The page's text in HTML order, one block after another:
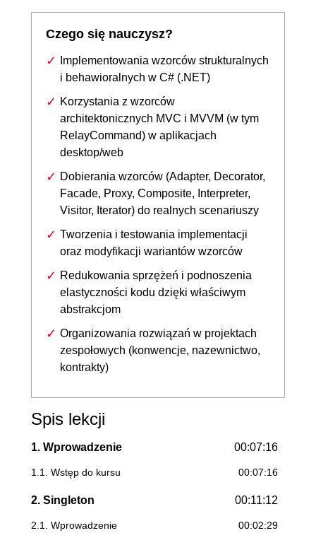
Czego się nauczysz?
Implementowania wzorców strukturalnych
i behawioralnych w C# (.NET)
Korzystania z wzorców
architektonicznych MVC i MVVM (w tym
RelayCommand) w aplikacjach
desktop/web
Dobierania wzorców (Adapter, Decorator,
Facade, Proxy, Composite, Interpreter,
Visitor, Iterator) do realnych scenariuszy
Tworzenia i testowania implementacji
oraz modyfikacji wariantów wzorców
Redukowania sprzężeń i podnoszenia
elastyczności kodu dzięki właściwym
abstrakcjom
Organizowania rozwiązań w projektach
zespołowych (konwencje, nazewnictwo,
kontrakty)
Spis lekcji
1. Wprowadzenie 00:07:16
1.1. Wstęp do kursu 00:07:16
2. Singleton 00:11:12
2.1. Wprowadzenie 00:02:29